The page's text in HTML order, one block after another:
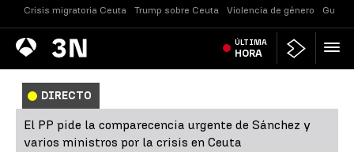
Crisis migratoria Ceuta Trump sobre Ceuta Violencia de género
Antena
3 Noticias ÚLTIMA
HORA
DIRECTO
El PP pide la comparecencia urgente de Sánchez y
varios ministros por la crisis en Ceuta